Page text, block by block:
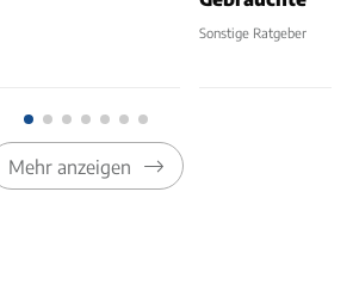
Sonstige Ratgeber
Mehr anzeigen